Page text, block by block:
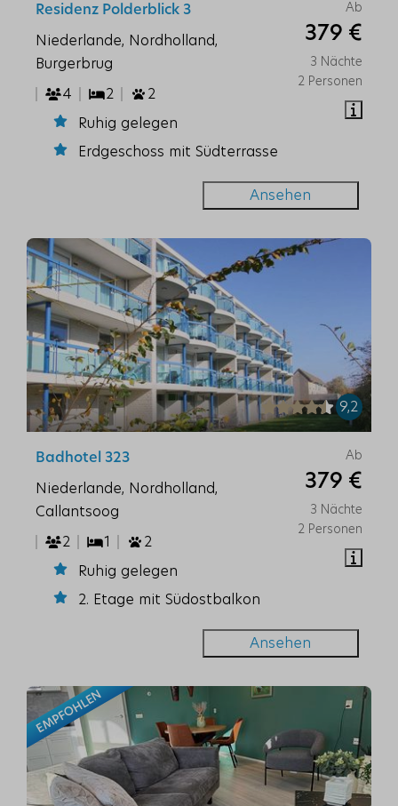
Ab
379 €
3 Nächte
2 Personen
Residenz Polderblick 3
Niederlande, Nordholland,
Burgerbrug
4 2 2
Ruhig gelegen
Erdgeschoss mit Südterrasse
Ansehen
9,2
Ab
379 €
3 Nächte
2 Personen
Badhotel 323
Niederlande, Nordholland,
Callantsoog
2 1 2
Ruhig gelegen
2. Etage mit Südostbalkon
Ansehen
EMPFOHLEN